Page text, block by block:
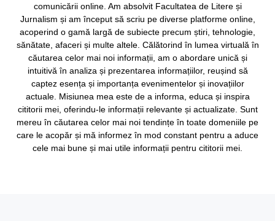
comunicării online. Am absolvit Facultatea de Litere și
Jurnalism și am început să scriu pe diverse platforme online,
acoperind o gamă largă de subiecte precum știri, tehnologie,
sănătate, afaceri și multe altele. Călătorind în lumea virtuală în
căutarea celor mai noi informații, am o abordare unică și
intuitivă în analiza și prezentarea informațiilor, reușind să
captez esența și importanța evenimentelor și inovațiilor
actuale. Misiunea mea este de a informa, educa și inspira
cititorii mei, oferindu-le informații relevante și actualizate. Sunt
mereu în căutarea celor mai noi tendințe în toate domeniile pe
care le acopăr și mă informez în mod constant pentru a aduce
cele mai bune și mai utile informații pentru cititorii mei.